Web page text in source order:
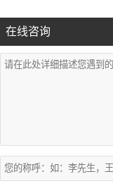
在线咨询